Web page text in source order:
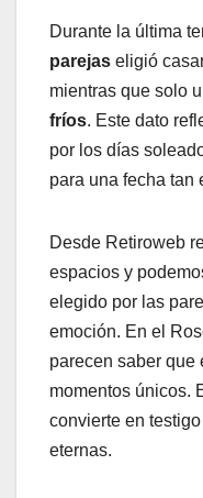
Durante la última
parejas eligió
mientras que solo
fríos. Este dato
por los días
para una fecha tan
Desde Retiroweb
espacios y
elegido por las
emoción. En el
parecen saber que
momentos únicos.
convierte en
eternas.